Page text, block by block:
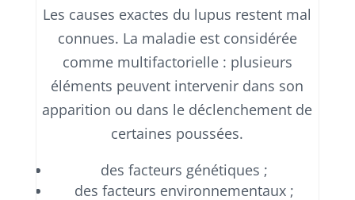
Les causes exactes du lupus restent mal
connues. La maladie est considérée
comme multifactorielle : plusieurs
éléments peuvent intervenir dans son
apparition ou dans le déclenchement de
certaines poussées.
des facteurs génétiques ;
des facteurs environnementaux ;